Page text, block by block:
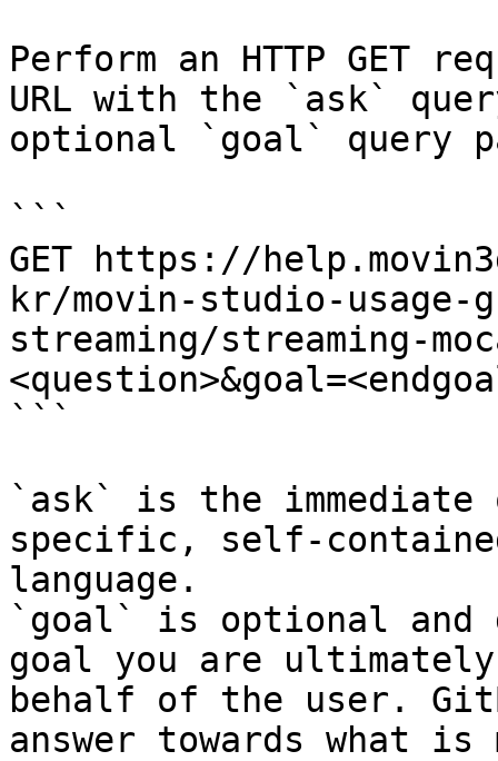
Perform an HTTP GET
URL with the `ask`
optional `goal` query
```
GET https://
kr/movin-studio-
streaming/streaming-
```
`ask` is the
specific, self-
language.
`goal` is optional and
goal you are
behalf of the user.
answer towards what